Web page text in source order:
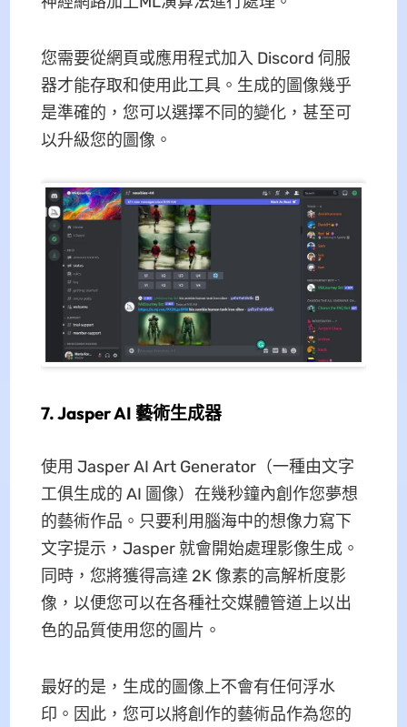
您需要從網頁或應用程式加入 Discord 伺服
器才能存取和使用此工具。生成的圖像幾乎
是準確的，您可以選擇不同的變化，甚至可
以升級您的圖像。
7. Jasper AI 藝術生成器
使用 Jasper AI Art Generator（一種由文字
工俱生成的 AI 圖像）在幾秒鐘內創作您夢想
的藝術作品。只要利用腦海中的想像力寫下
文字提示，Jasper 就會開始處理影像生成。
同時，您將獲得高達 2K 像素的高解析度影
像，以便您可以在各種社交媒體管道上以出
色的品質使用您的圖片。
最好的是，生成的圖像上不會有任何浮水
印。因此，您可以將創作的藝術品作為您的